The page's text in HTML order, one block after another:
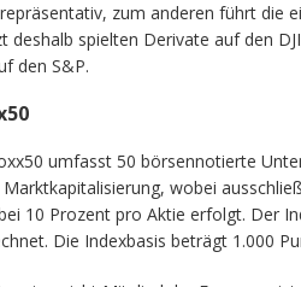
zum anderen führt die
deshalb spielten Derivate auf den
den S&P.
umfasst 50 börsennotierte
wobei
10 Prozent pro Aktie erfolgt. Der
Die Indexbasis beträgt 1.000